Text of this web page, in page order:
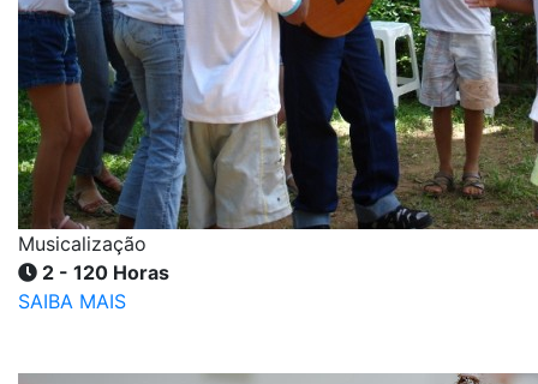
Musicalização
2 - 120 Horas
SAIBA MAIS